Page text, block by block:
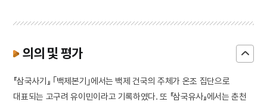
의의 및 평가
『삼국사기』 ｢백제본기｣에서는 백제 건국의 주체가 온조 집단으로
대표되는 고구려 유이민이라고 기록하였다. 또 『삼국유사』에서는 춘천